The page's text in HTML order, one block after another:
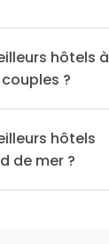
hôtels à
?
hôtels
de mer ?